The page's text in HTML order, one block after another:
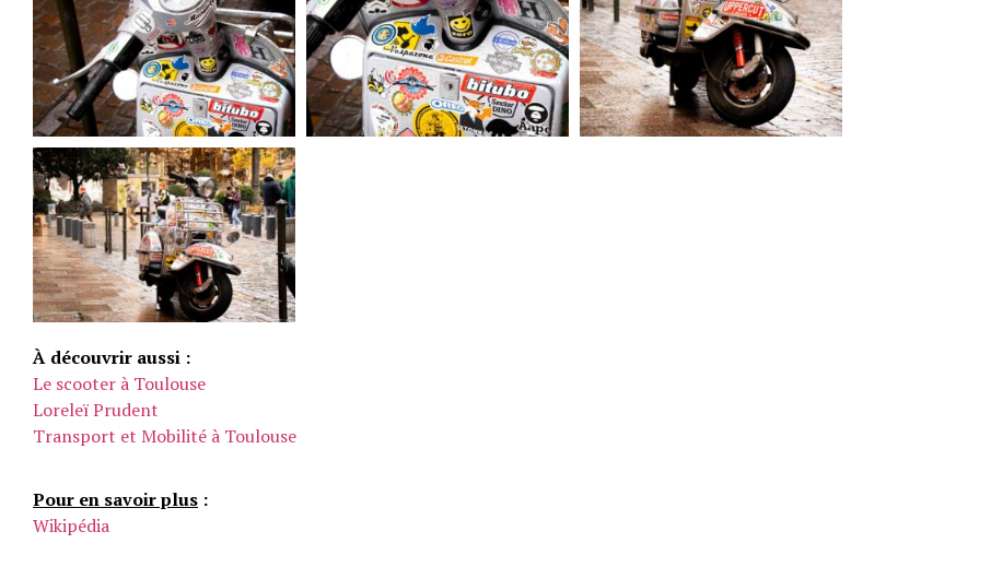
À découvrir aussi :
Le scooter à Toulouse
Loreleï Prudent
Transport et Mobilité à Toulouse
Pour en savoir plus :
Wikipédia